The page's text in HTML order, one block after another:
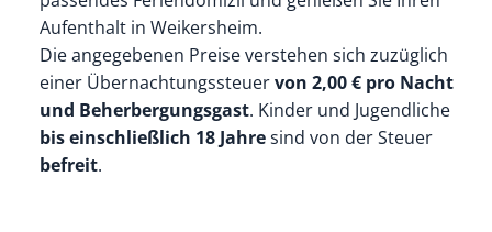
Aufenthalt in Weikersheim.
Die angegebenen Preise verstehen sich zuzüglich
einer Übernachtungssteuervon 2,00 € pro Nacht
und Beherbergungsgast. Kinder und Jugendliche
bis einschließlich 18 Jahresind von der Steuer
befreit.